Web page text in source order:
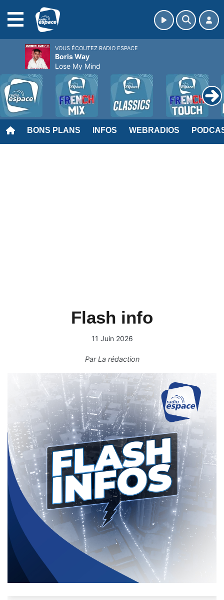
BONS PLANS INFOS WEBRADIOS
Flash info
11 Juin 2026
ParLa rédaction
VOUS ÉCOUTEZ RADIO ESPACE
Boris Way
Lose My Mind